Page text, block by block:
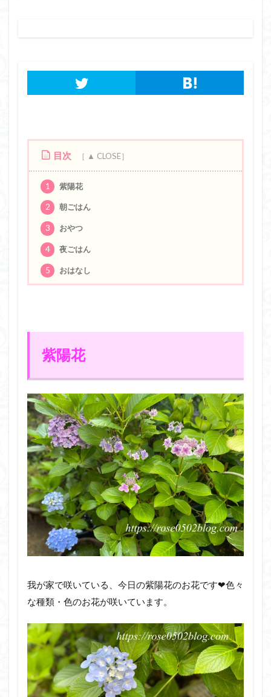
目次
1 紫陽花
2 朝ごはん
3 おやつ
4 夜ごはん
5 おはなし
紫陽花
我が家で咲いている、今日の紫陽花のお花です❤︎色々
な種類・色のお花が咲いています。